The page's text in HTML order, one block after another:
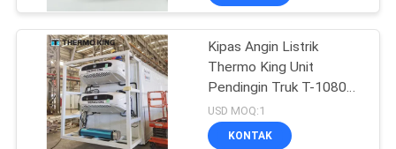
Kipas Angin Listrik
Thermo King Unit
Pendingin Truk T-1080e
T-1280e
USD MOQ:1
KONTAK